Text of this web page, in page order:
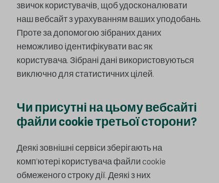
звичок користувачів, щоб удосконалювати
наш вебсайт з урахуванням ваших уподобань.
Проте за допомогою зібраних даних
неможливо ідентифікувати вас як
користувача. Зібрані дані використовуються
виключно для статистичних цілей.
Чи присутні на цьому вебсайті
файли cookie третьої сторони?
Деякі зовнішні сервіси зберігають на
комп’ютері користувача файли cookie
обмеженого строку дії. Деякі з них